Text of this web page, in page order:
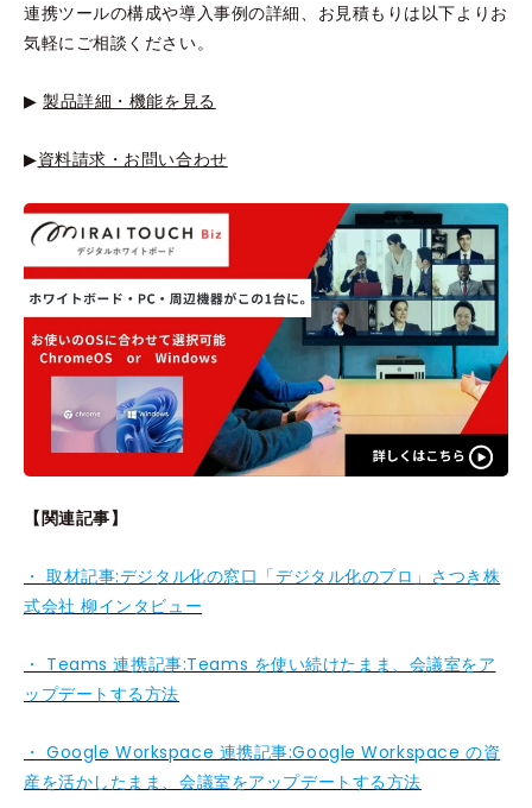
連携ツールの構成や導入事例の詳細、お見積もりは以下よりお
気軽にご相談ください。
▶製品詳細・機能を見る
▶資料請求・お問い合わせ
【関連記事】
・ 取材記事:デジタル化の窓口「デジタル化のプロ」さつき株
式会社 柳インタビュー
・ Teams 連携記事:Teams を使い続けたまま、会議室をア
ップデートする方法
・ Google Workspace 連携記事:Google Workspace の資
産を活かしたまま、会議室をアップデートする方法